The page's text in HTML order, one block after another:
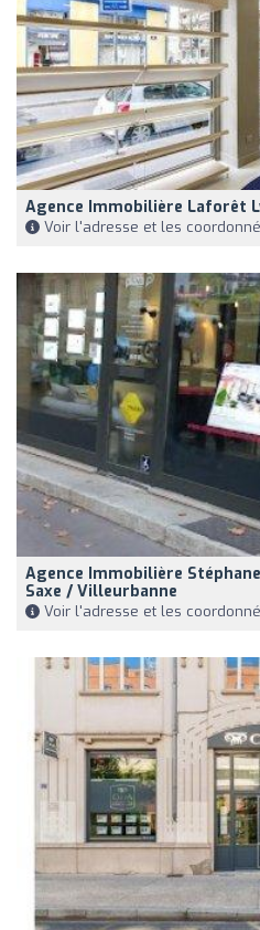
Agence Immobilière Laforêt
Voir l'adresse et les
Agence Immobilière
Saxe / Villeurbanne
Voir l'adresse et les